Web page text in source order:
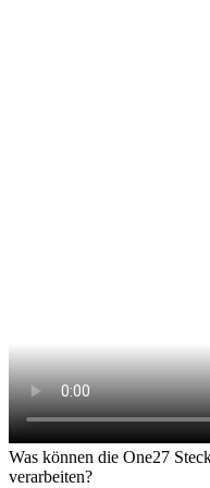
Was können die One27
verarbeiten?